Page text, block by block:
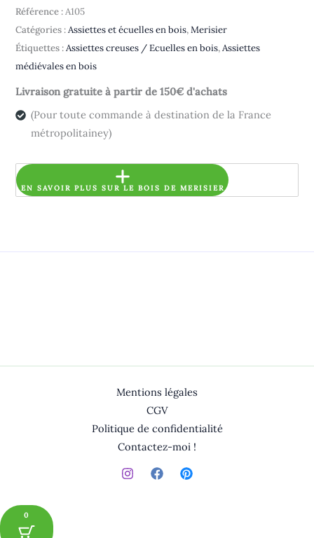
Référence :A105
Catégories :Assiettes et écuelles en bois,Merisier
Étiquettes :Assiettes creuses / Ecuelles en bois,Assiettes
médiévales en bois
Livraison gratuite à partir de 150€ d'achats
(Pour toute commande à destination de la France
métropolitainey)
EN SAVOIR PLUS SUR LE BOIS DE MERISIER
Mentions légales
CGV
Politique de confidentialité
Contactez-moi !
0